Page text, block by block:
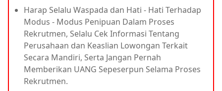
Harap Selalu Waspada dan Hati - Hati Terhadap
Modus - Modus Penipuan Dalam Proses
Rekrutmen, Selalu Cek Informasi Tentang
Perusahaan dan Keaslian Lowongan Terkait
Secara Mandiri, Serta Jangan Pernah
Memberikan UANG Sepeserpun Selama Proses
Rekrutmen.